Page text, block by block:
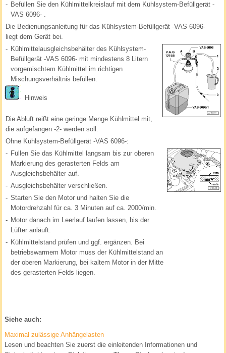
- Befüllen Sie den Kühlmittelkreislauf mit dem Kühlsystem-Befüllgerät -
VAS 6096- .
Die Bedienungsanleitung für das Kühlsystem-Befüllgerät -VAS 6096-
liegt dem Gerät bei.
- Kühlmittelausgleichsbehälter des Kühlsystem-
Befüllgerät -VAS 6096- mit mindestens 8 Litern
vorgemischtem Kühlmittel im richtigen
Mischungsverhältnis befüllen.
Hinweis
Die Abluft reißt eine geringe Menge Kühlmittel mit,
die aufgefangen -2- werden soll.
Ohne Kühlsystem-Befüllgerät -VAS 6096-:
- Füllen Sie das Kühlmittel langsam bis zur oberen
Markierung des gerasterten Felds am
Ausgleichsbehälter auf.
- Ausgleichsbehälter verschließen.
- Starten Sie den Motor und halten Sie die
Motordrehzahl für ca. 3 Minuten auf ca. 2000/min.
- Motor danach im Leerlauf laufen lassen, bis der
Lüfter anläuft.
- Kühlmittelstand prüfen und ggf. ergänzen. Bei
betriebswarmem Motor muss der Kühlmittelstand an
der oberen Markierung, bei kaltem Motor in der Mitte
des gerasterten Felds liegen.
Siehe auch:
Maximal zulässige Anhängelasten
Lesen und beachten Sie zuerst die einleitenden Informationen und